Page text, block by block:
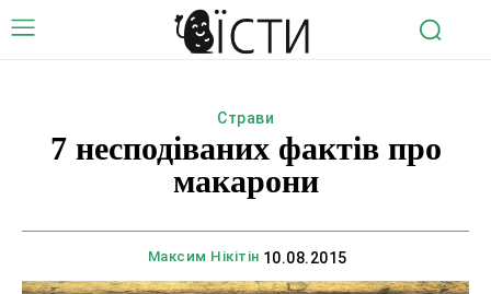
Страви
7 несподіваних фактів про
макарони
Максим Нікітін 10.08.2015